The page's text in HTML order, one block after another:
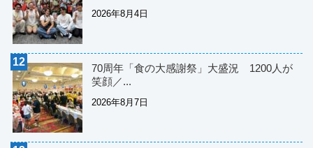
2026年8月4日
70周年「食の大感謝祭」大盛況 1200人が
笑顔／...
2026年8月7日